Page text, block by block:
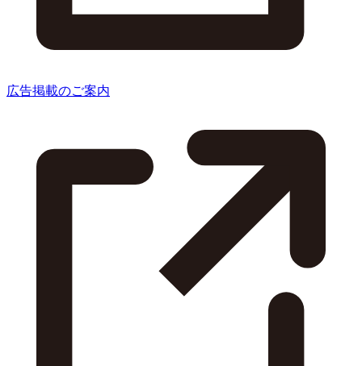
広告掲載のご案内